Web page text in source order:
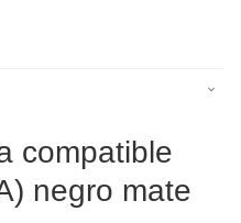
compatible
negro mate